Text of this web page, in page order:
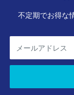
不定期でお得な
メールアドレス